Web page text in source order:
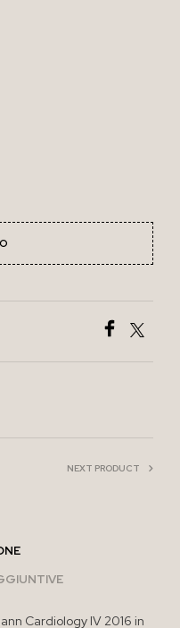
NEXT PRODUCT
Cardiology IV 2016 in